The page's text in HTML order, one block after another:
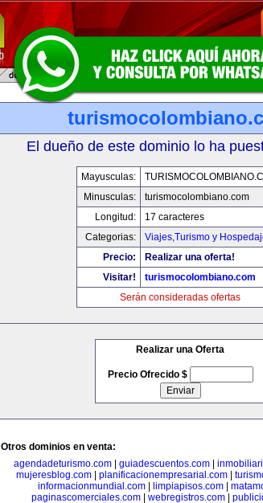
El dueño de este dominio lo ha
Mayusculas:
Minusculas:
turismocolombiano.com
Longitud:
17 caracteres
Categorias:
Viajes,Turismo y
Precio:
Realizar una oferta!
Visitar!
turismocolombiano.com
Serán consideradas ofertas
Realizar una Oferta
Precio Ofrecido $
Otros dominios en venta:
agendadeturismo.com
guiadescuentos.com
mujeresblog.com
planificacionempresarial.com
informacionmundial.com| limpiapisos.com|
paginascomerciales.com| webregistros.com|